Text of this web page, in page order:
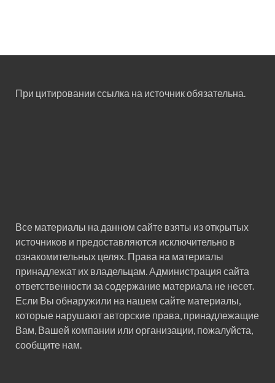
При цитировании ссылка на источник обязательна.
Все материалы на данном сайте взяты из открытых
источников и предоставляются исключительно в
ознакомительных целях. Права на материалы
принадлежат их владельцам. Администрация сайта
ответственности за содержание материала не несет.
Если Вы обнаружили на нашем сайте материалы,
которые нарушают авторские права, принадлежащие
Вам, Вашей компании или организации, пожалуйста,
сообщите нам.